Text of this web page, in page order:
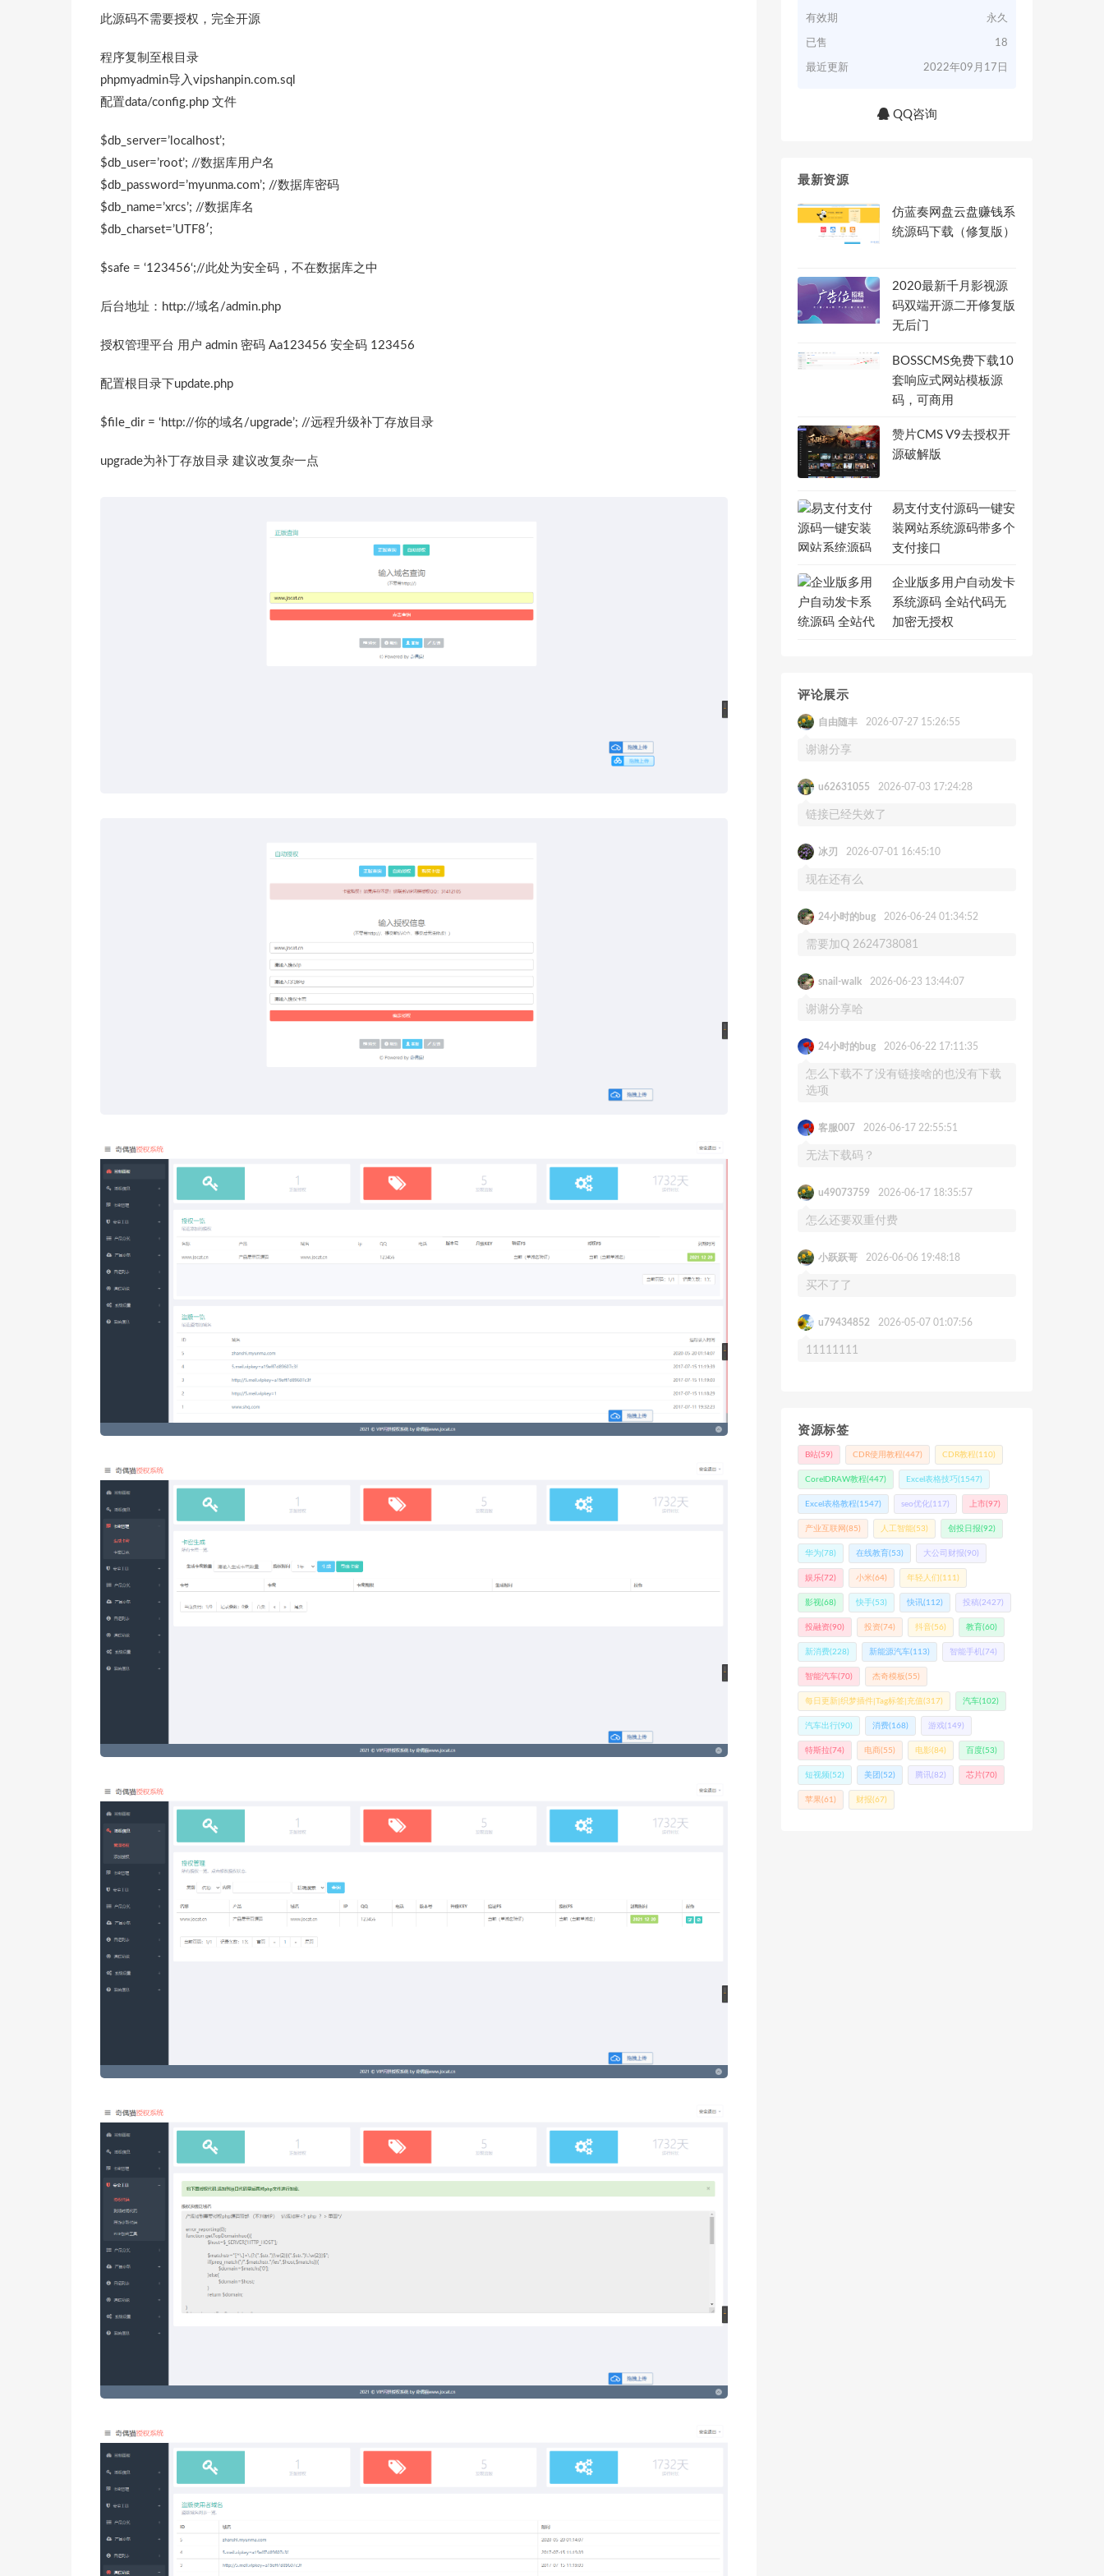
此源码不需要授权，完全开源
程序复制至根目录
phpmyadmin导入vipshanpin.com.sql
配置data/config.php 文件
$db_server=’localhost’;
$db_user=’root’; //数据库用户名
$db_password=’myunma.com’; //数据库密码
$db_name=’xrcs’; //数据库名
$db_charset=’UTF8′;
$safe = ‘123456‘;//此处为安全码，不在数据库之中
后台地址：http://域名/admin.php
授权管理平台 用户 admin 密码 Aa123456 安全码 123456
配置根目录下update.php
$file_dir = ‘http://你的域名/upgrade’; //远程升级补丁存放目录
upgrade为补丁存放目录 建议改复杂一点
有效期 永久
已售 18
最近更新 2022年09月17日
QQ咨询
最新资源
仿蓝奏网盘云盘赚钱系
统源码下载（修复版）
2020最新千月影视源
码双端开源二开修复版
无后门
BOSSCMS免费下载10
套响应式网站模板源
码，可商用
赞片CMS V9去授权开
源破解版
易支付支付源码一键安
装网站系统源码带多个
支付接口
企业版多用户自动发卡
系统源码 全站代码无
加密无授权
评论展示
自由随丰 2026-07-27 15:26:55
谢谢分享
u62631055 2026-07-03 17:24:28
链接已经失效了
冰刃 2026-07-01 16:45:10
现在还有么
24小时的bug 2026-06-24 01:34:52
需要加Q 2624738081
snail-walk 2026-06-23 13:44:07
谢谢分享哈
24小时的bug 2026-06-22 17:11:35
怎么下载不了没有链接啥的也没有下载
选项
客服007 2026-06-17 22:55:51
无法下载码？
u49073759 2026-06-17 18:35:57
怎么还要双重付费
小跃跃哥 2026-06-06 19:48:18
买不了了
u79434852 2026-05-07 01:07:56
11111111
资源标签
B站(59) CDR使用教程(447) CDR教程(110)
CorelDRAW教程(447) Excel表格技巧(1547)
Excel表格教程(1547) seo优化(117) 上市(97)
产业互联网 (85) 人工智能(53) 创投日报(92)
华为(78) 在线教育(53) 大公司财报(90)
娱乐(72) 小米(64) 年轻人们 (111)
影视(68) 快手(53) 快讯(112) 投稿 (2427)
投融资(90) 投资(74) 抖音(56) 教育(60)
新消费(228) 新能源汽车(113) 智能手机 (74)
智能汽车(70) 杰奇模板(55)
每日更新|织梦插件|Tag标签|充值(317) 汽车(102)
汽车出行(90) 消费(168) 游戏(149)
特斯拉(74) 电商(55) 电影(84) 百度(53)
短视频(52) 美团 (52) 腾讯(82) 芯片(70)
苹果(61) 财报(67)